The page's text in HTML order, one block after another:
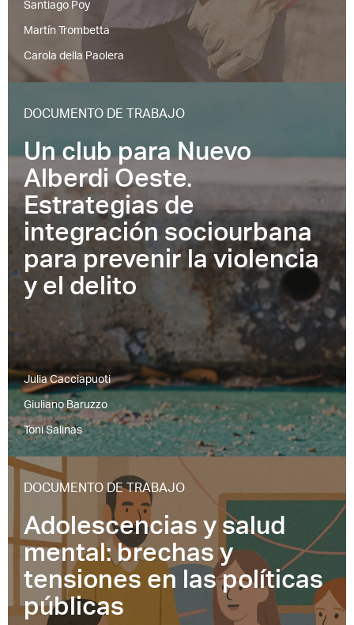
Santiago Poy
Martín Trombetta
Carola della Paolera
DOCUMENTO DE TRABAJO
Un club para Nuevo
Alberdi Oeste.
Estrategias de
integración sociourbana
para prevenir la violencia
y el delito
Julia Cacciapuoti
Giuliano Baruzzo
Toni Salinas
DOCUMENTO DE TRABAJO
Adolescencias y salud
mental: brechas y
tensiones en las políticas
públicas